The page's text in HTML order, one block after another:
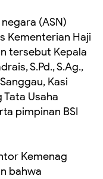
(ASN)
Kementerian Haji
tersebut Kepala
S.Pd., S.Ag.,
Kasi
Usaha
pimpinan BSI
Kemenag
bahwa